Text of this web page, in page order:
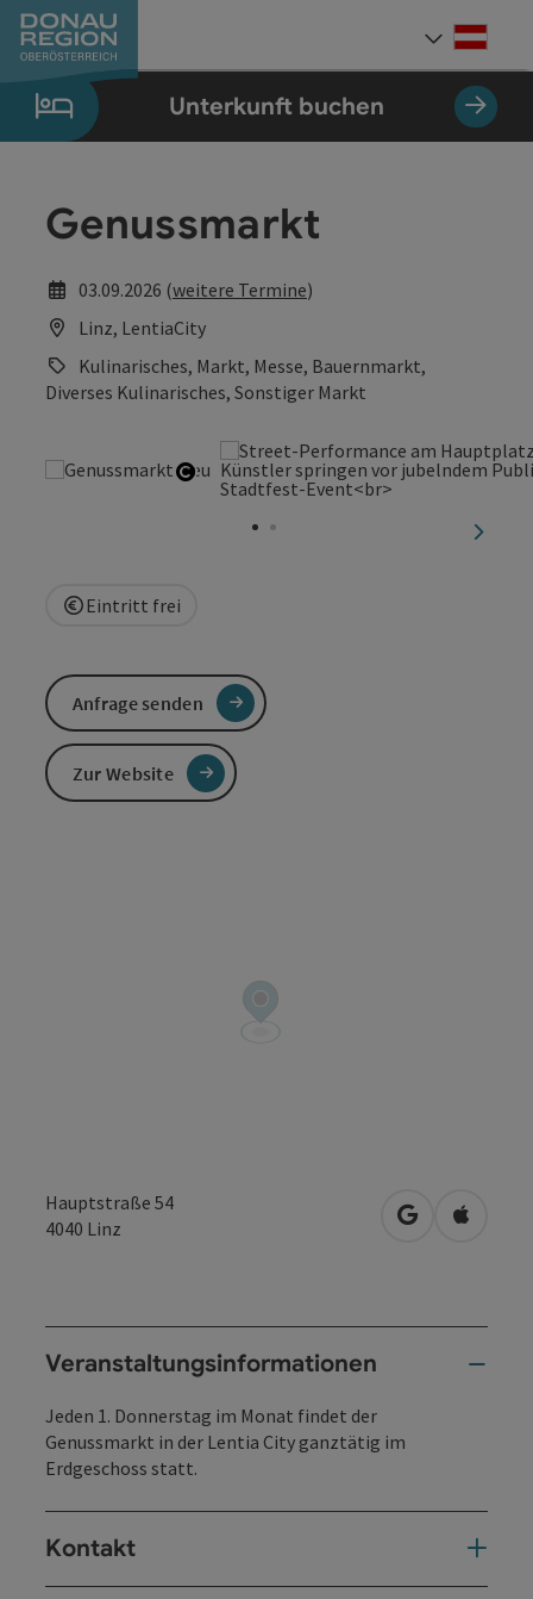
Zum Inhalt
Zur Navigation
Zum Seitenanfang
Zur Kontaktseite
Zum Impressum
Zur Startseite
Unterkunft buchen
Genussmarkt
03.09.2026 (weitere Termine)
Linz, LentiaCity
Kulinarisches, Markt, Messe, Bauernmarkt,
Diverses Kulinarisches, Sonstiger Markt
Copyright öffnen
Eintritt frei
Hauptstraße 54
4040 Linz in Google
in
Veranstaltungsinformationen
Jeden 1. Donnerstag im Monat findet der
Genussmarkt in der Lentia City ganztätig im
Erdgeschoss statt.
Kontakt
Anfrage senden
Zur Website